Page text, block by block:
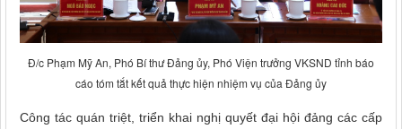
Đ/c Phạm Mỹ An, Phó Bí thư Đảng ủy, Phó Viện trưởng VKSND tỉnh báo
cáo tóm tắt kết quả thực hiện nhiệm vụ của Đảng ủy
Công tác quán triệt, triển khai nghị quyết đại hội đảng các cấp